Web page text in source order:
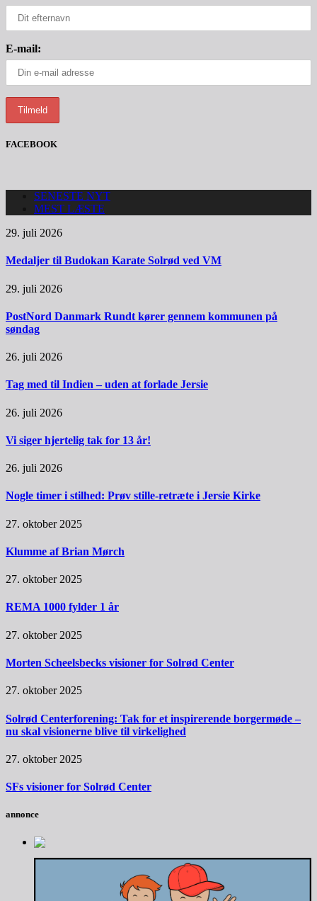
E-mail:
FACEBOOK
SENESTE NYT
MEST LÆSTE
29. juli 2026
Medaljer til Budokan Karate Solrød ved VM
29. juli 2026
PostNord Danmark Rundt kører gennem kommunen på
søndag
26. juli 2026
Tag med til Indien – uden at forlade Jersie
26. juli 2026
Vi siger hjertelig tak for 13 år!
26. juli 2026
Nogle timer i stilhed: Prøv stille-retræte i Jersie Kirke
27. oktober 2025
Klumme af Brian Mørch
27. oktober 2025
REMA 1000 fylder 1 år
27. oktober 2025
Morten Scheelsbecks visioner for Solrød Center
27. oktober 2025
Solrød Centerforening: Tak for et inspirerende borgermøde –
nu skal visionerne blive til virkelighed
27. oktober 2025
SFs visioner for Solrød Center
annonce